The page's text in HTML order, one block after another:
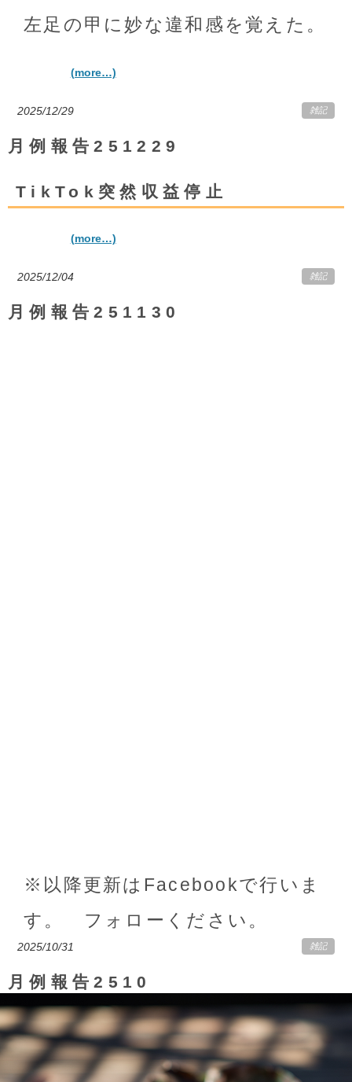
左足の甲に妙な違和感を覚えた。
(more…)
2025/12/29 雑記
月例報告251229
TikTok突然収益停止
(more…)
2025/12/04 雑記
月例報告251130
※以降更新はFacebookで行いま
す。 フォローください。
2025/10/31 雑記
月例報告2510